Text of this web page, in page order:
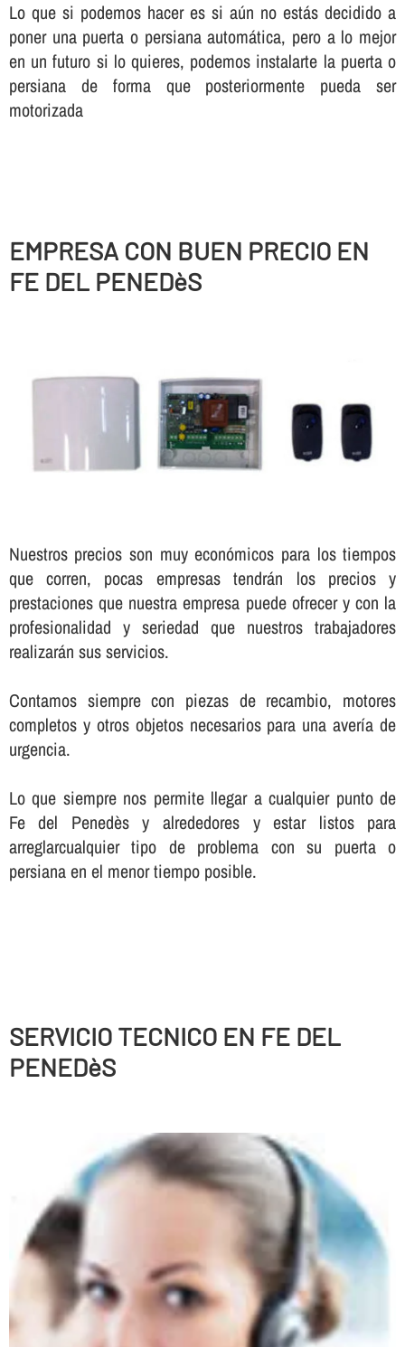
Lo que si podemos hacer es si aún no estás decidido a
poner una puerta o persiana automática, pero a lo mejor
en un futuro si lo quieres, podemos instalarte la puerta o
persiana de forma que posteriormente pueda ser
motorizada
EMPRESA CON BUEN PRECIO EN
FE DEL PENEDèS
Nuestros precios son muy económicos para los tiempos
que corren, pocas empresas tendrán los precios y
prestaciones que nuestra empresa puede ofrecer y con la
profesionalidad y seriedad que nuestros trabajadores
realizarán sus servicios.
Contamos siempre con piezas de recambio, motores
completos y otros objetos necesarios para una averí­a de
urgencia.
Lo que siempre nos permite llegar a cualquier punto de
Fe del Penedès y alrededores y estar listos para
arreglarcualquier tipo de problema con su puerta o
persiana en el menor tiempo posible.
SERVICIO TECNICO EN FE DEL
PENEDèS